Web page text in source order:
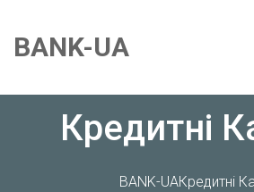
BANK-UA
Кредитні
BANK-UAКредитні